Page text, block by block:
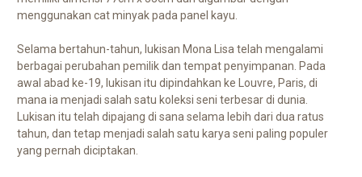
menggunakan cat minyak pada panel kayu.
Selama bertahun-tahun, lukisan Mona Lisa telah mengalami
berbagai perubahan pemilik dan tempat penyimpanan. Pada
awal abad ke-19, lukisan itu dipindahkan ke Louvre, Paris, di
mana ia menjadi salah satu koleksi seni terbesar di dunia.
Lukisan itu telah dipajang di sana selama lebih dari dua ratus
tahun, dan tetap menjadi salah satu karya seni paling populer
yang pernah diciptakan.